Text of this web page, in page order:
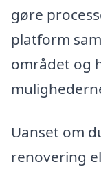
gøre
platform
området og
Uanset om
renovering